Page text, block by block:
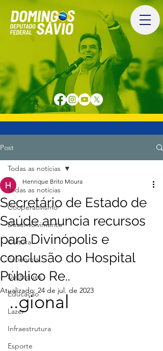
Post
Todas as notícias
Cooperativismo
Desenvolvimento
Cultura
Economia
Destaques
Educação
Lazer
Infraestrutura
Esporte
Todas as notícias
Secretário de Estado de
Saúde anuncia recursos
para Divinópolis e
conclusão do Hospital
Público Re..
Henrique Brito Moura
Atualizado: 24 de jul. de 2023
..gional